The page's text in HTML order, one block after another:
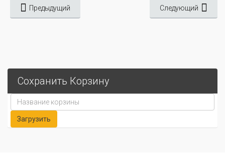
Предыдущий Следующий
Сохранить Корзину